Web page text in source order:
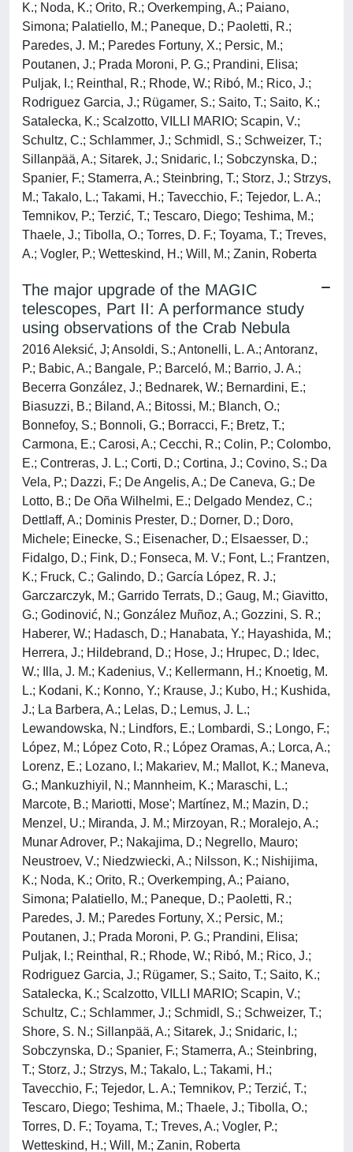
K.; Noda, K.; Orito, R.; Overkemping, A.; Paiano,
Simona; Palatiello, M.; Paneque, D.; Paoletti, R.;
Paredes, J. M.; Paredes Fortuny, X.; Persic, M.;
Poutanen, J.; Prada Moroni, P. G.; Prandini, Elisa;
Puljak, I.; Reinthal, R.; Rhode, W.; Ribó, M.; Rico, J.;
Rodriguez Garcia, J.; Rügamer, S.; Saito, T.; Saito, K.;
Satalecka, K.; Scalzotto, VILLI MARIO; Scapin, V.;
Schultz, C.; Schlammer, J.; Schmidl, S.; Schweizer, T.;
Sillanpää, A.; Sitarek, J.; Snidaric, I.; Sobczynska, D.;
Spanier, F.; Stamerra, A.; Steinbring, T.; Storz, J.; Strzys,
M.; Takalo, L.; Takami, H.; Tavecchio, F.; Tejedor, L. A.;
Temnikov, P.; Terzić, T.; Tescaro, Diego; Teshima, M.;
Thaele, J.; Tibolla, O.; Torres, D. F.; Toyama, T.; Treves,
A.; Vogler, P.; Wetteskind, H.; Will, M.; Zanin, Roberta
The major upgrade of the MAGIC
telescopes, Part II: A performance study
using observations of the Crab Nebula
2016 Aleksić, J; Ansoldi, S.; Antonelli, L. A.; Antoranz,
P.; Babic, A.; Bangale, P.; Barceló, M.; Barrio, J. A.;
Becerra González, J.; Bednarek, W.; Bernardini, E.;
Biasuzzi, B.; Biland, A.; Bitossi, M.; Blanch, O.;
Bonnefoy, S.; Bonnoli, G.; Borracci, F.; Bretz, T.;
Carmona, E.; Carosi, A.; Cecchi, R.; Colin, P.; Colombo,
E.; Contreras, J. L.; Corti, D.; Cortina, J.; Covino, S.; Da
Vela, P.; Dazzi, F.; De Angelis, A.; De Caneva, G.; De
Lotto, B.; De Oña Wilhelmi, E.; Delgado Mendez, C.;
Dettlaff, A.; Dominis Prester, D.; Dorner, D.; Doro,
Michele; Einecke, S.; Eisenacher, D.; Elsaesser, D.;
Fidalgo, D.; Fink, D.; Fonseca, M. V.; Font, L.; Frantzen,
K.; Fruck, C.; Galindo, D.; García López, R. J.;
Garczarczyk, M.; Garrido Terrats, D.; Gaug, M.; Giavitto,
G.; Godinović, N.; González Muñoz, A.; Gozzini, S. R.;
Haberer, W.; Hadasch, D.; Hanabata, Y.; Hayashida, M.;
Herrera, J.; Hildebrand, D.; Hose, J.; Hrupec, D.; Idec,
W.; Illa, J. M.; Kadenius, V.; Kellermann, H.; Knoetig, M.
L.; Kodani, K.; Konno, Y.; Krause, J.; Kubo, H.; Kushida,
J.; La Barbera, A.; Lelas, D.; Lemus, J. L.;
Lewandowska, N.; Lindfors, E.; Lombardi, S.; Longo, F.;
López, M.; López Coto, R.; López Oramas, A.; Lorca, A.;
Lorenz, E.; Lozano, I.; Makariev, M.; Mallot, K.; Maneva,
G.; Mankuzhiyil, N.; Mannheim, K.; Maraschi, L.;
Marcote, B.; Mariotti, Mose'; Martínez, M.; Mazin, D.;
Menzel, U.; Miranda, J. M.; Mirzoyan, R.; Moralejo, A.;
Munar Adrover, P.; Nakajima, D.; Negrello, Mauro;
Neustroev, V.; Niedzwiecki, A.; Nilsson, K.; Nishijima,
K.; Noda, K.; Orito, R.; Overkemping, A.; Paiano,
Simona; Palatiello, M.; Paneque, D.; Paoletti, R.;
Paredes, J. M.; Paredes Fortuny, X.; Persic, M.;
Poutanen, J.; Prada Moroni, P. G.; Prandini, Elisa;
Puljak, I.; Reinthal, R.; Rhode, W.; Ribó, M.; Rico, J.;
Rodriguez Garcia, J.; Rügamer, S.; Saito, T.; Saito, K.;
Satalecka, K.; Scalzotto, VILLI MARIO; Scapin, V.;
Schultz, C.; Schlammer, J.; Schmidl, S.; Schweizer, T.;
Shore, S. N.; Sillanpää, A.; Sitarek, J.; Snidaric, I.;
Sobczynska, D.; Spanier, F.; Stamerra, A.; Steinbring,
T.; Storz, J.; Strzys, M.; Takalo, L.; Takami, H.;
Tavecchio, F.; Tejedor, L. A.; Temnikov, P.; Terzić, T.;
Tescaro, Diego; Teshima, M.; Thaele, J.; Tibolla, O.;
Torres, D. F.; Toyama, T.; Treves, A.; Vogler, P.;
Wetteskind, H.; Will, M.; Zanin, Roberta